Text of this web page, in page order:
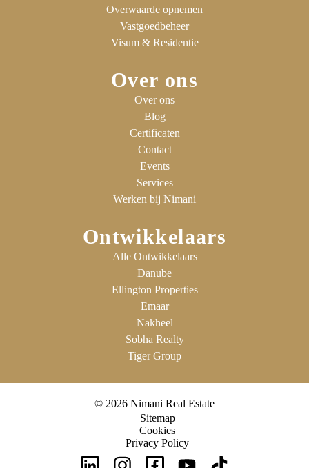
Overwaarde opnemen
Vastgoedbeheer
Visum & Residentie
Over ons
Over ons
Blog
Certificaten
Contact
Events
Services
Werken bij Nimani
Ontwikkelaars
Alle Ontwikkelaars
Danube
Ellington Properties
Emaar
Nakheel
Sobha Realty
Tiger Group
© 2026 Nimani Real Estate
Sitemap
Cookies
Privacy Policy